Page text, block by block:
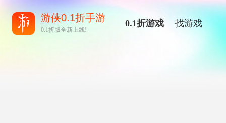
游侠0.1折手游
0.1折版全新上线!
0.1折游戏 找游戏